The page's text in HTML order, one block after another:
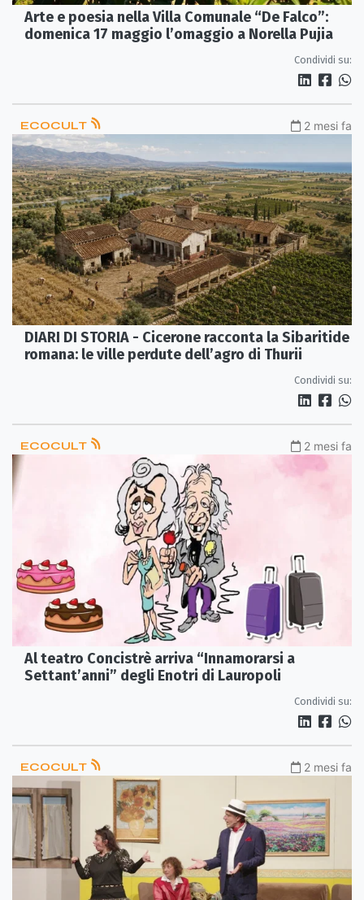
Arte e poesia nella Villa Comunale “De Falco”:
domenica 17 maggio l’omaggio a Norella Pujia
Condividi su:
ECOCULT 2 mesi fa
DIARI DI STORIA - Cicerone racconta la Sibaritide
romana: le ville perdute dell’agro di Thurii
Condividi su:
ECOCULT 2 mesi fa
Al teatro Concistrè arriva “Innamorarsi a
Settant’anni” degli Enotri di Lauropoli
Condividi su:
ECOCULT 2 mesi fa